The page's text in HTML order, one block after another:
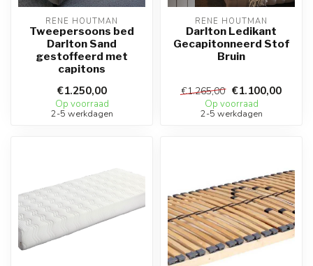
RENE HOUTMAN
Tweepersoons bed
Darlton Sand
gestoffeerd met
capitons
€1.250,00
Op voorraad
2-5 werkdagen
RENE HOUTMAN
Darlton Ledikant
Gecapitonneerd Stof
Bruin
€1.265,00 €1.100,00
Op voorraad
2-5 werkdagen